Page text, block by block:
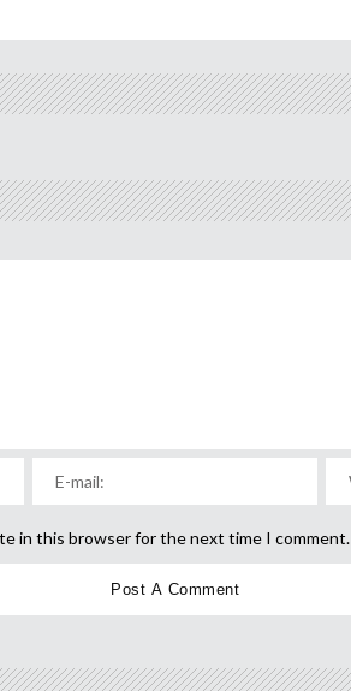
in this browser for the next time I comment.